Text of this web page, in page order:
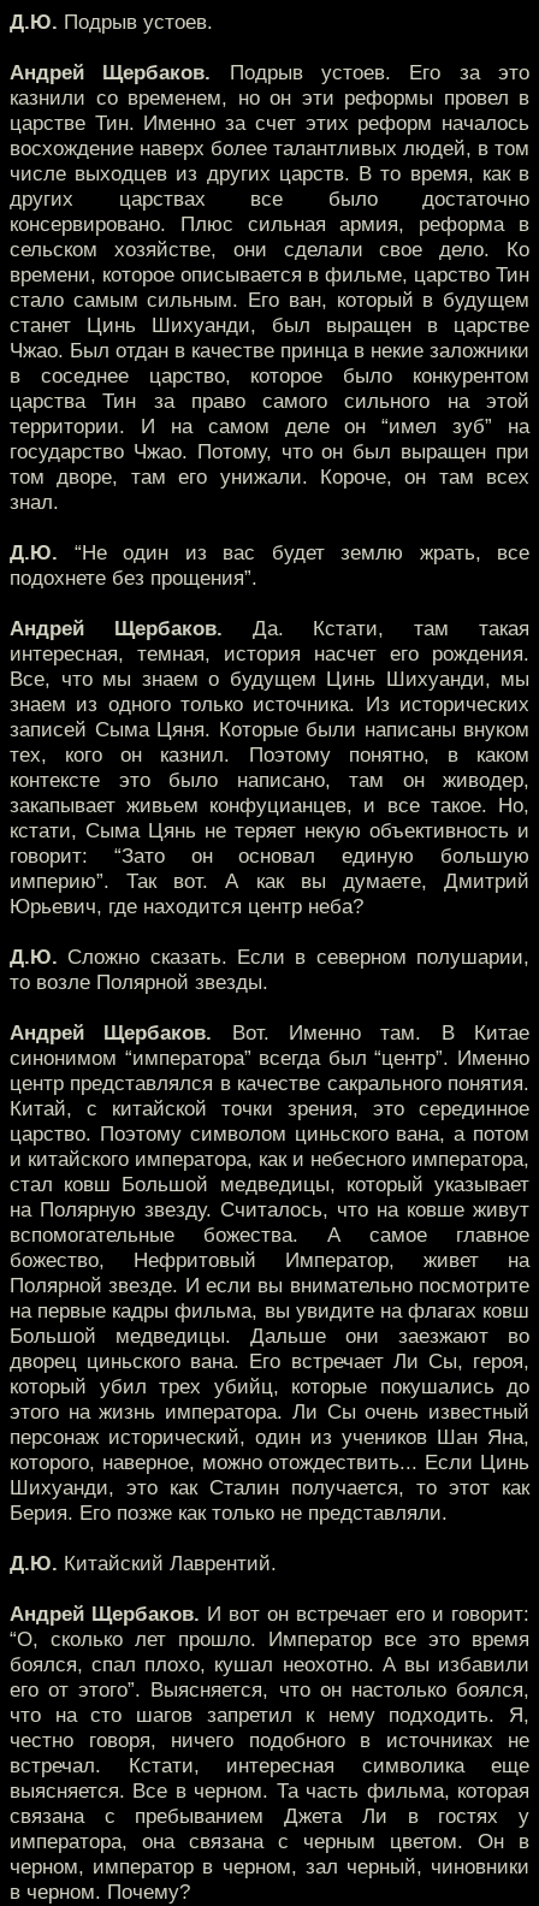
Д.Ю. Подрыв устоев.
Андрей Щербаков. Подрыв устоев. Его за это
казнили со временем, но он эти реформы провел в
царстве Тин. Именно за счет этих реформ началось
восхождение наверх более талантливых людей, в том
числе выходцев из других царств. В то время, как в
других царствах все было достаточно
консервировано. Плюс сильная армия, реформа в
сельском хозяйстве, они сделали свое дело. Ко
времени, которое описывается в фильме, царство Тин
стало самым сильным. Его ван, который в будущем
станет Цинь Шихуанди, был выращен в царстве
Чжао. Был отдан в качестве принца в некие заложники
в соседнее царство, которое было конкурентом
царства Тин за право самого сильного на этой
территории. И на самом деле он “имел зуб” на
государство Чжао. Потому, что он был выращен при
том дворе, там его унижали. Короче, он там всех
знал.
Д.Ю. “Не один из вас будет землю жрать, все
подохнете без прощения”.
Андрей Щербаков. Да. Кстати, там такая
интересная, темная, история насчет его рождения.
Все, что мы знаем о будущем Цинь Шихуанди, мы
знаем из одного только источника. Из исторических
записей Сыма Цяня. Которые были написаны внуком
тех, кого он казнил. Поэтому понятно, в каком
контексте это было написано, там он живодер,
закапывает живьем конфуцианцев, и все такое. Но,
кстати, Сыма Цянь не теряет некую объективность и
говорит: “Зато он основал единую большую
империю”. Так вот. А как вы думаете, Дмитрий
Юрьевич, где находится центр неба?
Д.Ю. Сложно сказать. Если в северном полушарии,
то возле Полярной звезды.
Андрей Щербаков. Вот. Именно там. В Китае
синонимом “императора” всегда был “центр”. Именно
центр представлялся в качестве сакрального понятия.
Китай, с китайской точки зрения, это серединное
царство. Поэтому символом циньского вана, а потом
и китайского императора, как и небесного императора,
стал ковш Большой медведицы, который указывает
на Полярную звезду. Считалось, что на ковше живут
вспомогательные божества. А самое главное
божество, Нефритовый Император, живет на
Полярной звезде. И если вы внимательно посмотрите
на первые кадры фильма, вы увидите на флагах ковш
Большой медведицы. Дальше они заезжают во
дворец циньского вана. Его встречает Ли Сы, героя,
который убил трех убийц, которые покушались до
этого на жизнь императора. Ли Сы очень известный
персонаж исторический, один из учеников Шан Яна,
которого, наверное, можно отождествить... Если Цинь
Шихуанди, это как Сталин получается, то этот как
Берия. Его позже как только не представляли.
Д.Ю. Китайский Лаврентий.
Андрей Щербаков. И вот он встречает его и говорит:
“О, сколько лет прошло. Император все это время
боялся, спал плохо, кушал неохотно. А вы избавили
его от этого”. Выясняется, что он настолько боялся,
что на сто шагов запретил к нему подходить. Я,
честно говоря, ничего подобного в источниках не
встречал. Кстати, интересная символика еще
выясняется. Все в черном. Та часть фильма, которая
связана с пребыванием Джета Ли в гостях у
императора, она связана с черным цветом. Он в
черном, император в черном, зал черный, чиновники
в черном. Почему?